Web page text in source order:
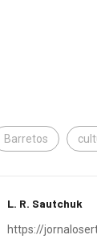
Barretos
L. R. Sautchuk
https://